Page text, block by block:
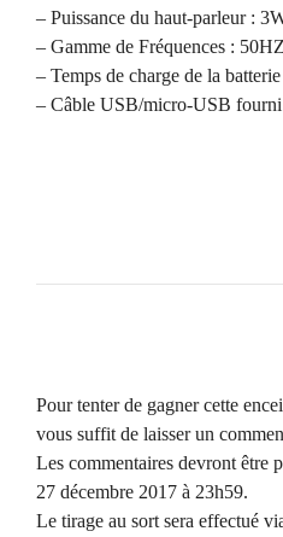
– Puissance du haut-parleur :
– Gamme de Fréquences :
– Temps de charge de la
– Câble USB/micro-USB fourni
Pour tenter de gagner cette
vous suffit de laisser un
Les commentaires devront être
27 décembre 2017 à 23h59.
Le tirage au sort sera effectué